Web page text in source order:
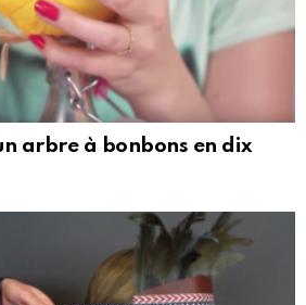
arbre à bonbons en dix